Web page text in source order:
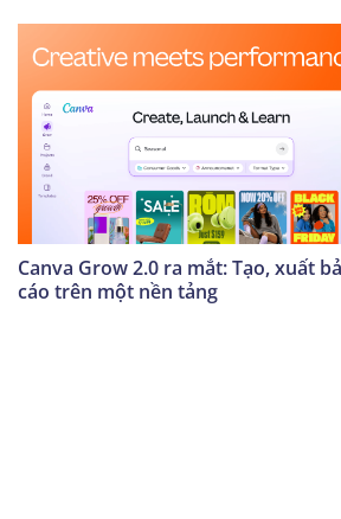
Canva Grow 2.0 ra mắt: Tạo, xuất
cáo trên một nền tảng